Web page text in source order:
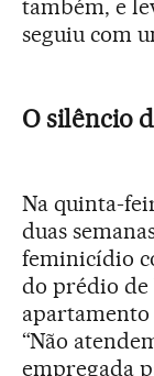
também, e
seguiu com
O silêncio
Na quinta-
duas
feminicídio
do prédio
apartamento
“Não
empregada